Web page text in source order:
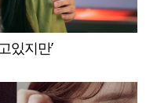
있지만’